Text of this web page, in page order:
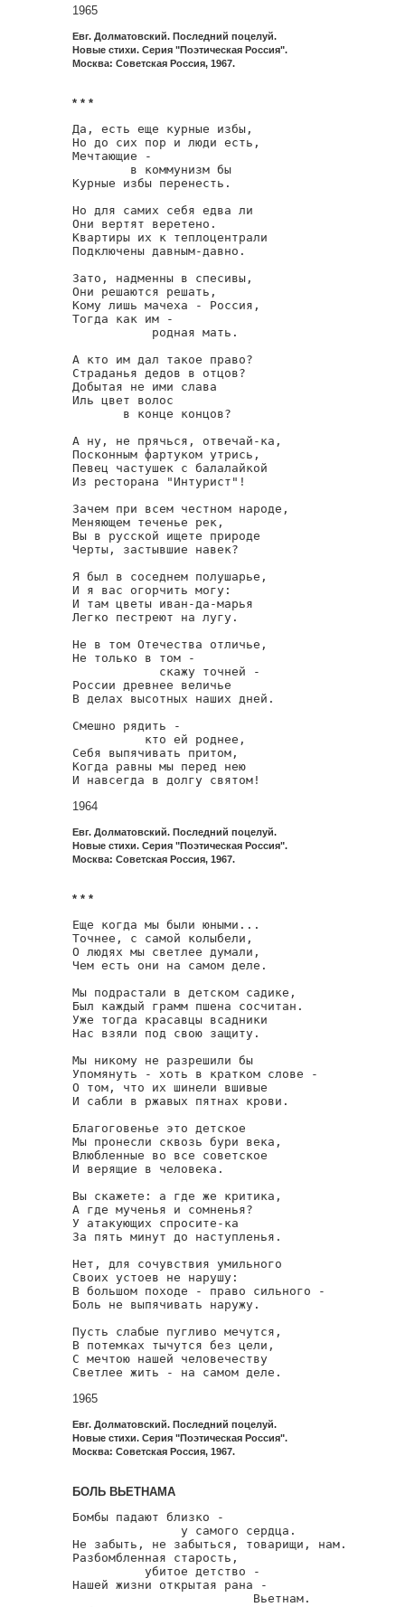
1965
Евг. Долматовский. Последний поцелуй.
Новые стихи. Серия "Поэтическая Россия".
Москва: Советская Россия, 1967.
* * *
Да, есть еще курные избы,
Но до сих пор и люди есть,
Мечтающие -
        в коммунизм бы
Курные избы перенесть.
Но для самих себя едва ли
Они вертят веретено.
Квартиры их к теплоцентрали
Подключены давным-давно.
Зато, надменны в спесивы,
Они решаются решать,
Кому лишь мачеха - Россия,
Тогда как им -
           родная мать.
А кто им дал такое право?
Страданья дедов в отцов?
Добытая не ими слава
Иль цвет волос
       в конце концов?
А ну, не прячься, отвечай-ка,
Посконным фартуком утрись,
Певец частушек с балалайкой
Из ресторана "Интурист"!
Зачем при всем честном народе,
Меняющем теченье рек,
Вы в русской ищете природе
Черты, застывшие навек?
Я был в соседнем полушарье,
И я вас огорчить могу:
И там цветы иван-да-марья
Легко пестреют на лугу.
Не в том Отечества отличье,
Не только в том -
            скажу точней -
России древнее величье
В делах высотных наших дней.
Смешно рядить -
          кто ей роднее,
Себя выпячивать притом,
Когда равны мы перед нею
1964
Евг. Долматовский. Последний поцелуй.
Новые стихи. Серия "Поэтическая Россия".
Москва: Советская Россия, 1967.
* * *
Еще когда мы были юными...
Точнее, с самой колыбели,
О людях мы светлее думали,
Чем есть они на самом деле.
Мы подрастали в детском садике,
Был каждый грамм пшена сосчитан.
Уже тогда красавцы всадники
Нас взяли под свою защиту.
Мы никому не разрешили бы
Упомянуть - хоть в кратком слове -
О том, что их шинели вшивые
И сабли в ржавых пятнах крови.
Благоговенье это детское
Мы пронесли сквозь бури века,
Влюбленные во все советское
И верящие в человека.
Вы скажете: а где же критика,
А где мученья и сомненья?
У атакующих спросите-ка
За пять минут до наступленья.
Нет, для сочувствия умильного
Своих устоев не нарушу:
В большом походе - право сильного -
Боль не выпячивать наружу.
Пусть слабые пугливо мечутся,
В потемках тычутся без цели,
С мечтою нашей человечеству
1965
Евг. Долматовский. Последний поцелуй.
Новые стихи. Серия "Поэтическая Россия".
Москва: Советская Россия, 1967.
БОЛЬ ВЬЕТНАМА
Бомбы падают близко -
               у самого сердца.
Не забыть, не забыться, товарищи, нам.
Разбомбленная старость,
          убитое детство -
Нашей жизни открытая рана -
                         Вьетнам.